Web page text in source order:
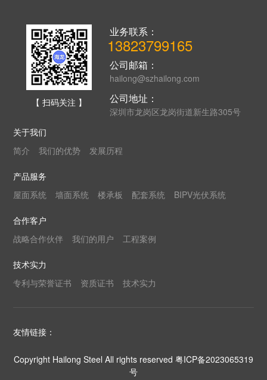
【 扫码关注 】
业务联系：
13823799165
公司邮箱：
hailong@szhailong.com
公司地址：
深圳市龙岗区龙岗街道新生路305号
关于我们
简介
我们的优势 发展历程
产品服务
屋面系统
墙面系统 楼承板 配套系统 BIPV光伏系统
合作客户
战略合作伙伴
我们的用户 工程案例
技术实力
专利与荣誉证书
资质证书 技术实力
友情链接：
Copyright Hailong Steel All rights reserved 粤ICP备2023065319
号